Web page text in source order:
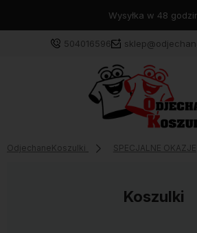
Wysyłka w 48
504016596
OdjechaneKoszulki SPECJALNE OKAZJE
Koszulki